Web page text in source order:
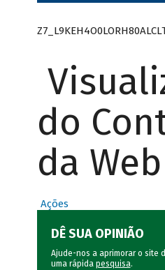
do
da Web
Ações
DÊ SUA OPINIÃO
Ajude-nos a aprimorar o site
uma rápida pesquisa.